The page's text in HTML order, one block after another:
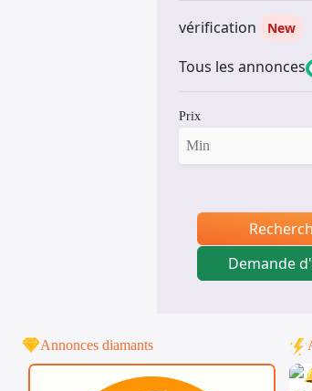
vérification New
Tous les annonces
Prix
Demande
Annonces diamants